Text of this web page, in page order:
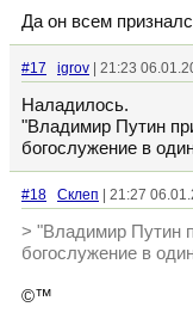
Да он всем
#17 igrov | 21:23
Наладилось.
"Владимир Путин
богослужение в
#18 Склеп | 21:27
> "Владимир Путин
богослужение в
©™